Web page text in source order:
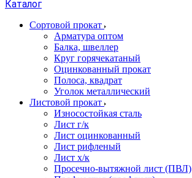
Каталог
Сортовой прокат
Арматура оптом
Балка, швеллер
Круг горячекатаный
Оцинкованный прокат
Полоса, квадрат
Уголок металлический
Листовой прокат
Износостойкая сталь
Лист г/к
Лист оцинкованный
Лист рифленый
Лист х/к
Просечно-вытяжной лист (ПВЛ)